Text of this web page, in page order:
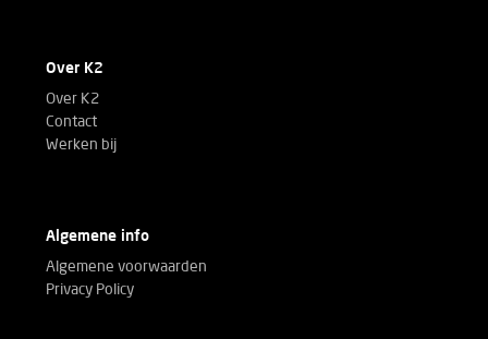
Over K2
Over K2
Contact
Werken bij
Algemene info
Algemene voorwaarden
Privacy Policy